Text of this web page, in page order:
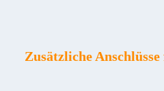
Zusätzliche